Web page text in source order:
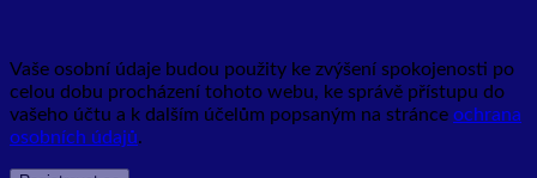
Vaše osobní údaje budou použity ke zvýšení spokojenosti po
celou dobu procházení tohoto webu, ke správě přístupu do
vašeho účtu a k dalším účelům popsaným na stránce ochrana
osobních údajů.